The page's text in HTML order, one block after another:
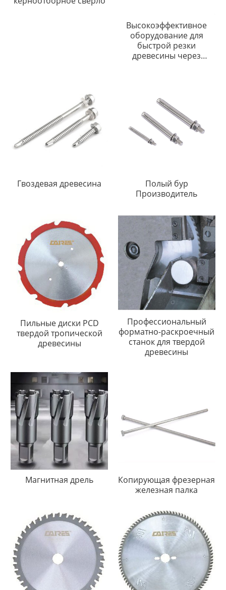
Высокоэффективное
оборудование для
быстрой резки
древесины через
Гвоздевая древесина
Полый бур
Производитель
Пильные диски PCD
твердой тропической
древесины
Профессиональный
форматно-раскроечный
станок для твердой
древесины
Магнитная дрель
Копирующая фрезерная
железная палка